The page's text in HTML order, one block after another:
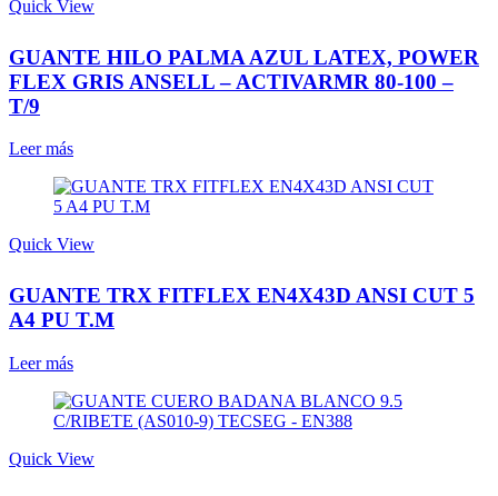
Quick View
GUANTE HILO PALMA AZUL LATEX, POWER
FLEX GRIS ANSELL – ACTIVARMR 80-100 –
T/9
Leer más
Quick View
GUANTE TRX FITFLEX EN4X43D ANSI CUT 5
A4 PU T.M
Leer más
Quick View